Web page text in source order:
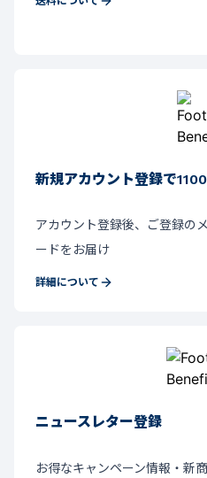
新規アカウント登録で
アカウント登録後、ご登録の
ードをお届け
詳細について
ニュースレター登録
お得なキャンペーン情報・新